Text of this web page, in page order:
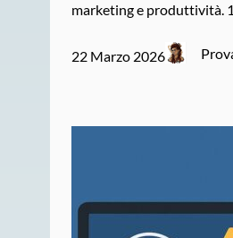
marketing e produttività.
22 Marzo 2026